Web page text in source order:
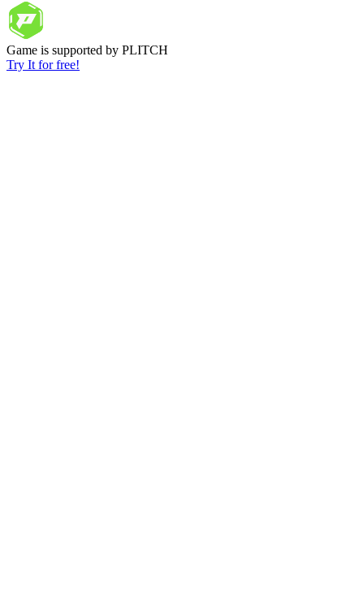
Game is supported by PLITCH
Try It for free!